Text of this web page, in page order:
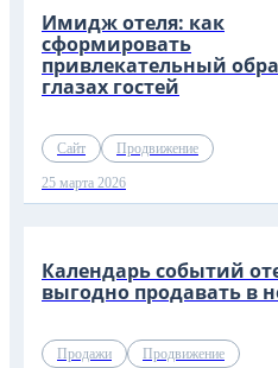
Имидж отеля: как
сформировать
привлекательный
глазах гостей
Сайт Продвижение
25 марта 2026
Календарь событий
выгодно продавать в
Продажи Продвижение